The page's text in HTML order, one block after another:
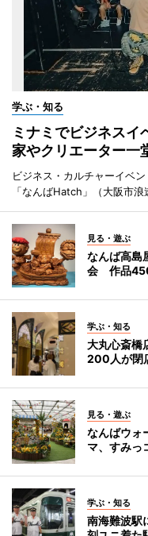
学ぶ・知る
ミナミでビジネス
家やクリエーター一
ビジネス・カルチャーイベ
「なんばHatch」（大阪市浪
見る・遊ぶ
なんば高島
会 作品
学ぶ・知る
大丸心斎橋
200人が閉
見る・遊ぶ
なんばウォ
マ、すみっ
学ぶ・知る
南海難波駅